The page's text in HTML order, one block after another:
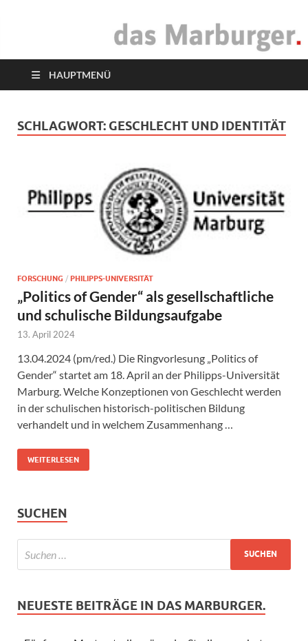
das Marburger.
HAUPTMENÜ
SCHLAGWORT: GESCHLECHT UND IDENTITÄT
FORSCHUNG / PHILIPPS-UNIVERSITÄT
„Politics of Gender“ als gesellschaftliche
und schulische Bildungsaufgabe
13. April 2024
13.04.2024 (pm/red.) Die Ringvorlesung „Politics of
Gender“ startet am 18. April an der Philipps-Universität
Marburg. Welche Konzeptionen von Geschlecht werden
in der schulischen historisch-politischen Bildung
verhandelt und in welchem Zusammenhang …
WEITERLESEN
SUCHEN
NEUESTE BEITRÄGE IN DAS MARBURGER.